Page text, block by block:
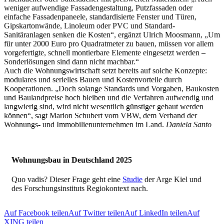
weniger aufwendige Fassadengestaltung, Putzfassaden oder
einfache Fassadenpaneele, standardisierte Fenster und Türen,
Gipskartonwände, Linoleum oder PVC und Standard-
Sanitäranlagen senken die Kosten“, ergänzt Ulrich Moosmann, „Um
für unter 2000 Euro pro Quadratmeter zu bauen, müssen vor allem
vorgefertigte, schnell montierbare Elemente eingesetzt werden –
Sonderlösungen sind dann nicht machbar.“
Auch die Wohnungswirtschaft setzt bereits auf solche Konzepte:
modulares und serielles Bauen und Kostenvorteile durch
Kooperationen. „Doch solange Standards und Vorgaben, Baukosten
und Baulandpreise hoch bleiben und die Verfahren aufwendig und
langwierig sind, wird nicht wesentlich günstiger gebaut werden
können“, sagt Marion Schubert vom VBW, dem Verband der
Wohnungs- und Immobilienunternehmen im Land. Daniela Santo
Wohnungsbau in Deutschland 2025
Quo vadis? Dieser Frage geht eine Studie der Arge Kiel und
des Forschungsinstituts Regiokontext nach.
Auf Facebook teilenAuf Twitter teilenAuf LinkedIn teilenAuf
XING teilen